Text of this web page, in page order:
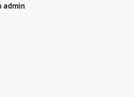
admin